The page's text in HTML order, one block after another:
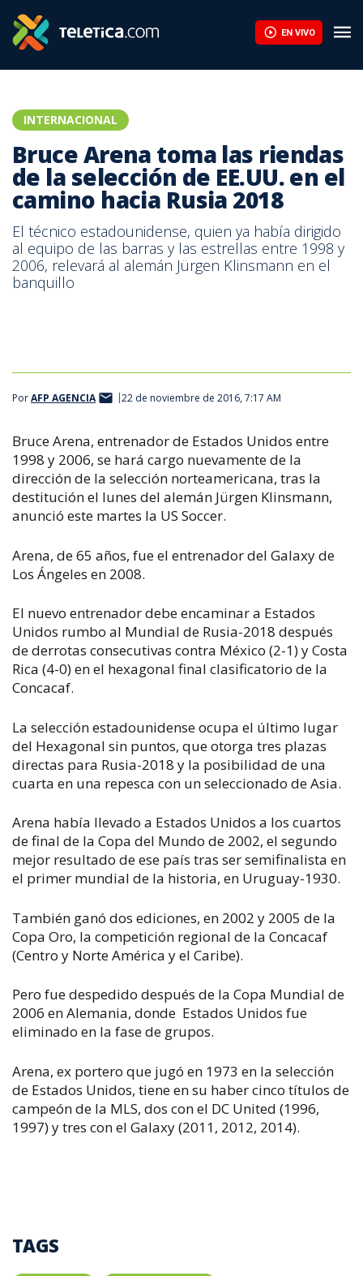
EN VIVO
INTERNACIONAL
Bruce Arena toma las riendas
de la selección de EE.UU. en el
camino hacia Rusia 2018
El técnico estadounidense, quien ya había dirigido
al equipo de las barras y las estrellas entre 1998 y
2006, relevará al alemán Jürgen Klinsmann en el
banquillo
PorAFP AGENCIA 22 de noviembre de 2016, 7:17 AM
Bruce Arena, entrenador de Estados Unidos entre
1998 y 2006, se hará cargo nuevamente de la
dirección de la selección norteamericana, tras la
destitución el lunes del alemán Jürgen Klinsmann,
anunció este martes la US Soccer.
Arena, de 65 años, fue el entrenador del Galaxy de
Los Ángeles en 2008.
El nuevo entrenador debe encaminar a Estados
Unidos rumbo al Mundial de Rusia-2018 después
de derrotas consecutivas contra México (2-1) y Costa
Rica (4-0) en el hexagonal final clasificatorio de la
Concacaf.
La selección estadounidense ocupa el último lugar
del Hexagonal sin puntos, que otorga tres plazas
directas para Rusia-2018 y la posibilidad de una
cuarta en una repesca con un seleccionado de Asia.
Arena había llevado a Estados Unidos a los cuartos
de final de la Copa del Mundo de 2002, el segundo
mejor resultado de ese país tras ser semifinalista en
el primer mundial de la historia, en Uruguay-1930.
También ganó dos ediciones, en 2002 y 2005 de la
Copa Oro, la competición regional de la Concacaf
(Centro y Norte América y el Caribe).
Pero fue despedido después de la Copa Mundial de
2006 en Alemania, donde Estados Unidos fue
eliminado en la fase de grupos.
Arena, ex portero que jugó en 1973 en la selección
de Estados Unidos, tiene en su haber cinco títulos de
campeón de la MLS, dos con el DC United (1996,
1997) y tres con el Galaxy (2011, 2012, 2014).
TAGS